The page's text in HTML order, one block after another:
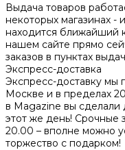
Выдача товаров
некоторых магазинах -
находится ближайший
нашем сайте прямо
заказов в пунктах
Экспресс-доставка
Экспресс-доставку мы
Москве и в пределах
в Magazine вы сделали
этот же день! Срочные
20.00 – вполне можно
торжество с подарком!